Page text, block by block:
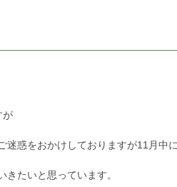
が
迷惑をおかけしておりますが11月中
たいと思っています。